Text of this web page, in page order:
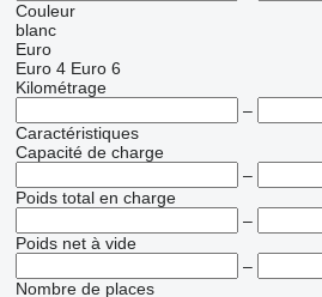
Couleur
blanc
Euro
Euro 4 Euro 6
Kilométrage
–
Caractéristiques
Capacité de charge
–
Poids total en charge
–
Poids net à vide
–
Nombre de places